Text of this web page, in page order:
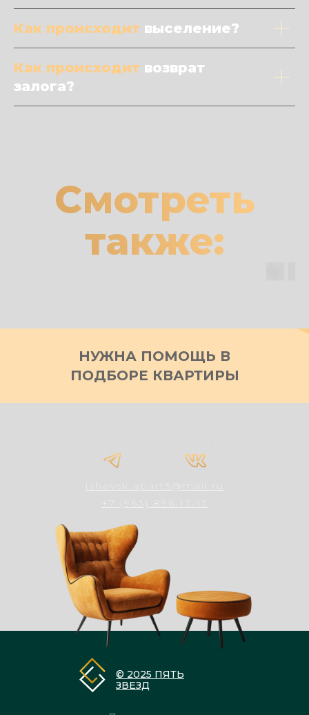
Как происходит выселение?
Как происходит возврат
залога?
Смотреть
также:
НУЖНА ПОМОЩЬ В
ПОДБОРЕ КВАРТИРЫ
© 2025 ПЯТЬ
ЗВЕЗД